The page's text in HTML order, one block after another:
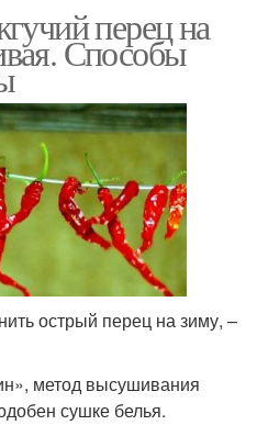
перец на
Способы
острый перец на зиму, –
метод высушивания
сушке белья.